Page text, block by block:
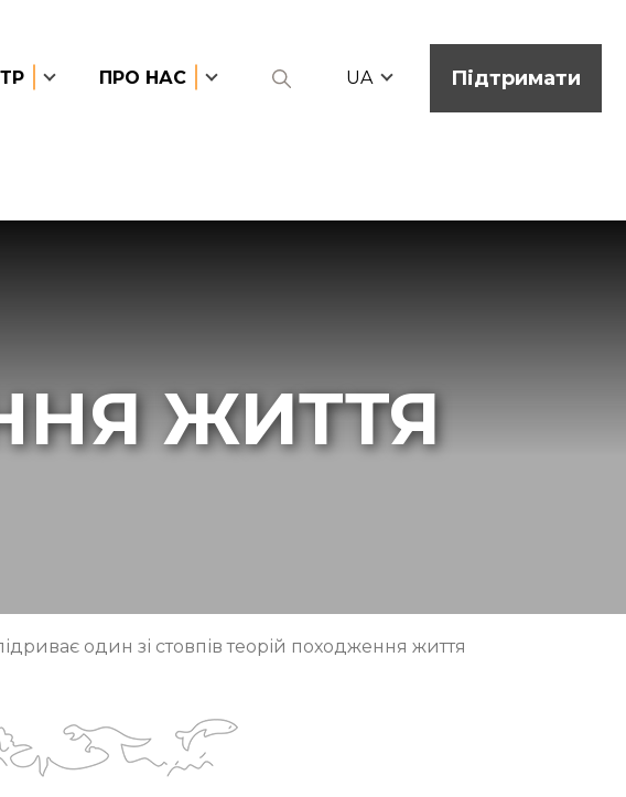
ПРО НАС UA Підтримати
ЖИТТЯ
один зі стовпів теорій походження життя